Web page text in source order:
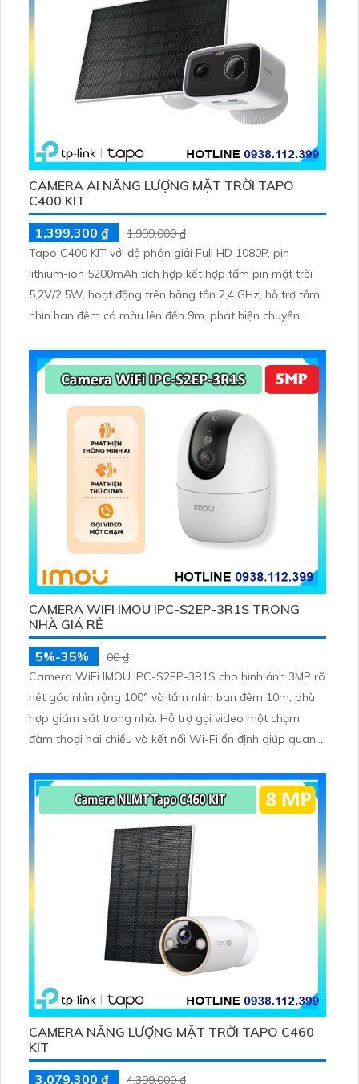
CAMERA AI NĂNG LƯỢNG MẶT TRỜI TAPO
C400 KIT
1,399,300 ₫
1,999,000 ₫
Tapo C400 KIT với độ phân giải Full HD 1080P, pin
lithium-ion 5200mAh tích hợp kết hợp tấm pin mặt trời
5,2V/2,5W, hoạt động trên băng tần 2,4 GHz, hỗ trợ tầm
nhìn ban đêm có màu lên đến 9m, phát hiện chuyển
thẻ microSD lên đến 512GB
CAMERA WIFI IMOU IPC-S2EP-3R1S TRONG
NHÀ GIÁ RẺ
5%-35%
00 ₫
Camera WiFi IMOU IPC-S2EP-3R1S cho hình ảnh 3MP rõ
nét góc nhìn rộng 100° và tầm nhìn ban đêm 10m, phù
hợp giám sát trong nhà. Hỗ trợ gọi video một chạm
đàm thoại hai chiều và kết nối Wi-Fi ổn định giúp quan
256GB hoặc lưu đám mây dễ lắp đặt cho gia đình và văn
phòng nhỏ.
CAMERA NĂNG LƯỢNG MẶT TRỜI TAPO C460
KIT
3,079,300 ₫
4,399,000 ₫